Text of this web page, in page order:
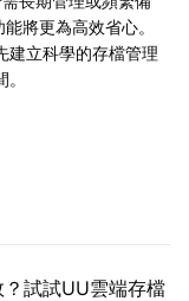
將更為高效省心。
建立科學的存檔管理
試試UU雲端存檔